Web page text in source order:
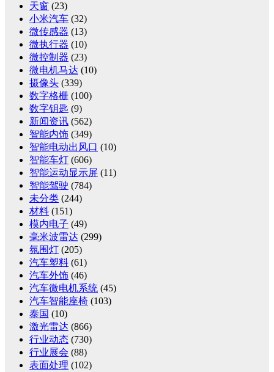
天窗 (23)
小米汽车 (32)
微传感器 (13)
微执行器 (10)
微控制器 (23)
微电机马达 (10)
摄像头 (339)
数字格栅 (100)
数字钥匙 (9)
新闻资讯 (562)
智能内饰 (349)
智能电动出风口 (10)
智能车灯 (606)
智能运动显示屏 (11)
智能驾驶 (784)
未分类 (244)
材料 (151)
模内电子 (49)
毫米波雷达 (299)
氛围灯 (205)
汽车塑料 (61)
汽车外饰 (46)
汽车微电机系统 (45)
汽车智能座椅 (103)
泰国 (10)
激光雷达 (866)
行业动态 (730)
行业展会 (88)
表面处理 (102)